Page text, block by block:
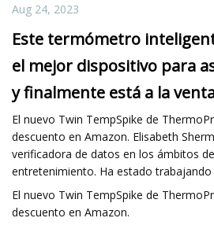
Aug 24, 2023
Este termómetro
el mejor dispositivo para
y finalmente está a la
El nuevo Twin TempSpike de
descuento en Amazon. Elisabeth
verificadora de datos en los ámbitos
entretenimiento. Ha estado
El nuevo Twin TempSpike de
descuento en Amazon.